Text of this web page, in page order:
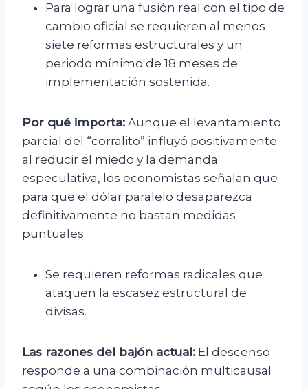
Para lograr una fusión real con el tipo de
cambio oficial se requieren al menos
siete reformas estructurales y un
periodo mínimo de 18 meses de
implementación sostenida.
Por qué importa: Aunque el levantamiento
parcial del “corralito” influyó positivamente
al reducir el miedo y la demanda
especulativa, los economistas señalan que
para que el dólar paralelo desaparezca
definitivamente no bastan medidas
puntuales.
Se requieren reformas radicales que
ataquen la escasez estructural de
divisas.
Las razones del bajón actual: El descenso
responde a una combinación multicausal